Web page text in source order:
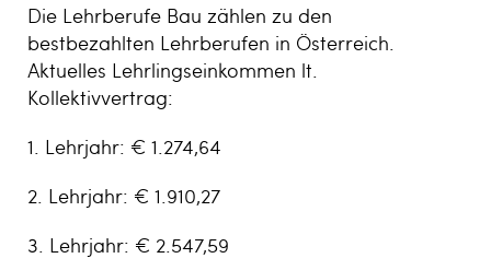
Die Lehrberufe Bau zählen zu den
bestbezahlten Lehrberufen in Österreich.
Aktuelles Lehrlingseinkommen lt.
Kollektivvertrag:
1. Lehrjahr: € 1.274,64
2. Lehrjahr: € 1.910,27
3. Lehrjahr: € 2.547,59